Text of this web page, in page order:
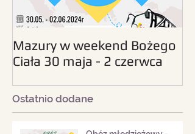
Mazury w weekend Bożego
Ciała 30 maja - 2 czerwca
Ostatnio dodane